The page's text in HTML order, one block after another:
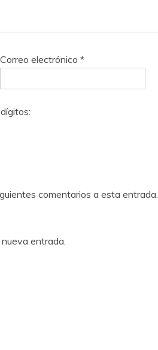
Correo electrónico*
comentarios a esta entrada.
entrada.